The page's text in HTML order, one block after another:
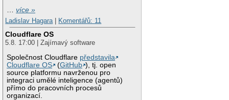
…více »
Ladislav Hagara| Komentářů: 11
Cloudflare OS
5.8. 17:00 | Zajímavý software
Společnost Cloudflare představila
Cloudflare OS
(GitHub ), tj. open
source platformu navrženou pro
integraci umělé inteligence (agentů)
přímo do pracovních procesů
organizací.